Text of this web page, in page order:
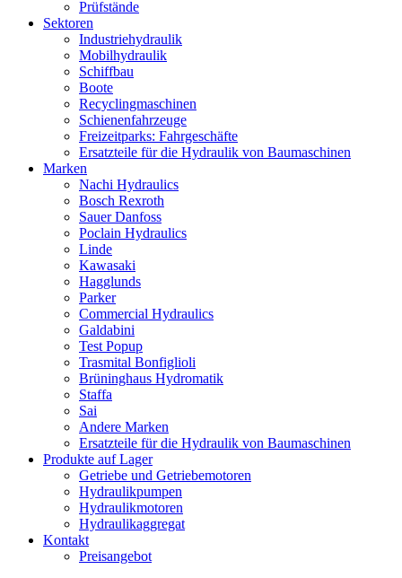
Prüfstände
Sektoren
Industriehydraulik
Mobilhydraulik
Schiffbau
Boote
Recyclingmaschinen
Schienenfahrzeuge
Freizeitparks: Fahrgeschäfte
Ersatzteile für die Hydraulik von Baumaschinen
Marken
Nachi Hydraulics
Bosch Rexroth
Sauer Danfoss
Poclain Hydraulics
Linde
Kawasaki
Hagglunds
Parker
Commercial Hydraulics
Galdabini
Test Popup
Trasmital Bonfiglioli
Brüninghaus Hydromatik
Staffa
Sai
Andere Marken
Ersatzteile für die Hydraulik von Baumaschinen
Produkte auf Lager
Getriebe und Getriebemotoren
Hydraulikpumpen
Hydraulikmotoren
Hydraulikaggregat
Kontakt
Preisangebot